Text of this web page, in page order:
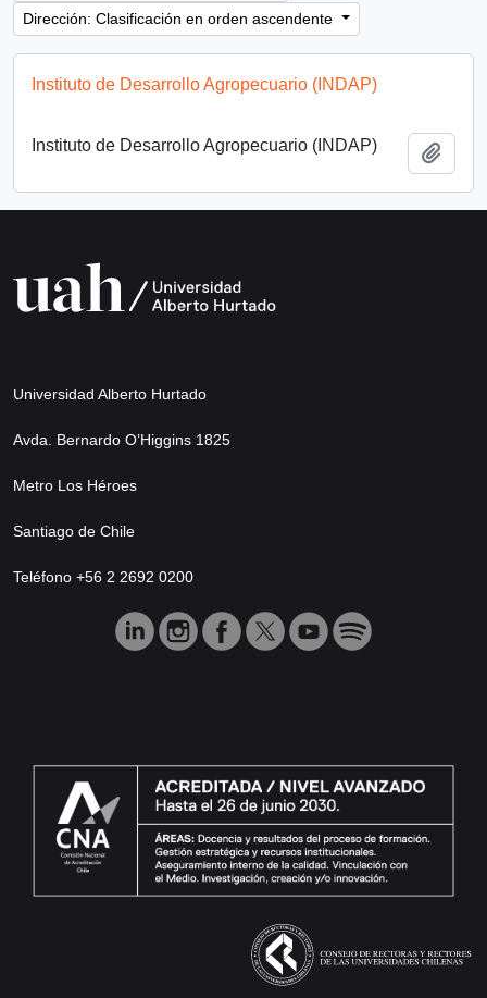
Dirección: Clasificación en orden ascendente
Instituto de Desarrollo Agropecuario (INDAP)
Instituto de Desarrollo Agropecuario (INDAP)
Universidad Alberto Hurtado
Avda. Bernardo O’Higgins 1825
Metro Los Héroes
Santiago de Chile
Teléfono +56 2 2692 0200